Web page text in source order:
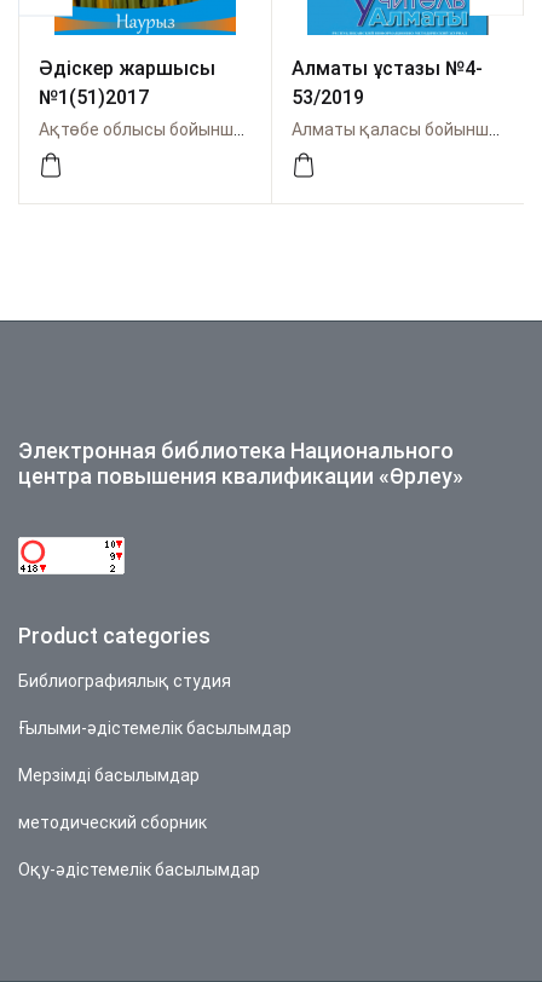
Әдіскер жаршысы
№1(51)2017
Алматы ұстазы №4-
53/2019
Электронная библиотека Национального
центра повышения квалификации «Өрлеу»
Product categories
Библиографиялық студия
Ғылыми-әдістемелік басылымдар
Мерзімді басылымдар
методический сборник
Оқу-әдістемелік басылымдар